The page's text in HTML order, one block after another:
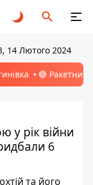
14 Лютого 2024
🔴 Ракетний
у рік війни
6
та його